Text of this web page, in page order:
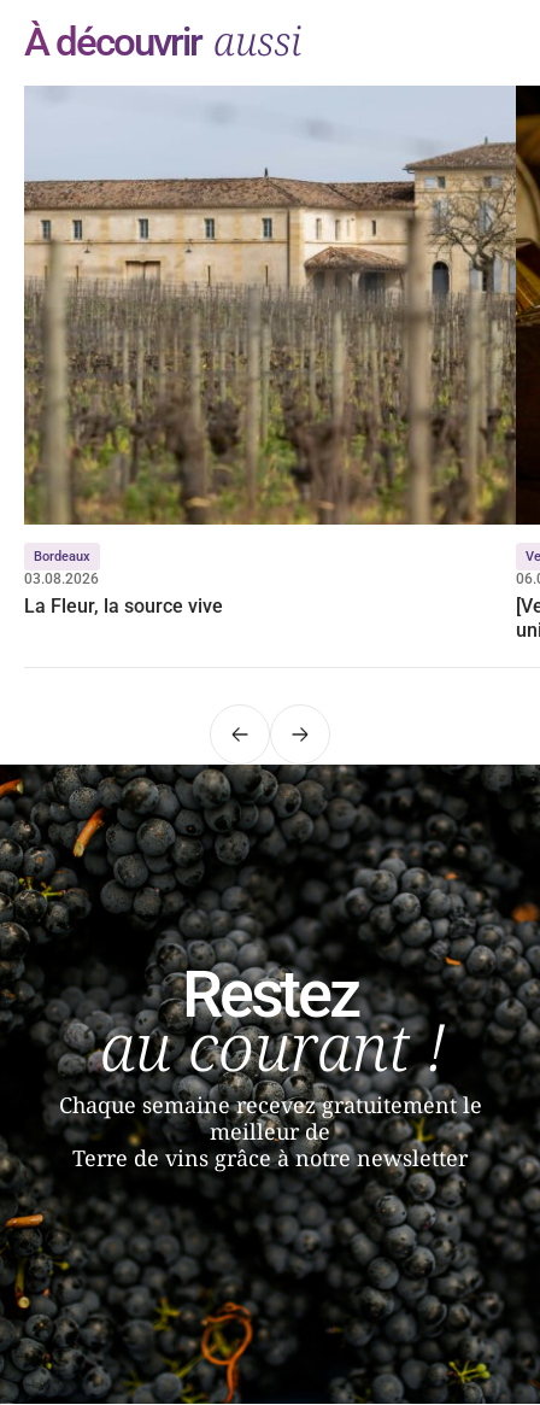
À découvrir aussi
Bordeaux
03.08.2026
La Fleur, la source vive
PrécédentSuivant
Restez
au courant !
Chaque semaine recevez gratuitement le
meilleur de
Terre de vins grâce à notre newsletter